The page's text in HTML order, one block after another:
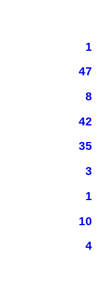
1
47
8
42
35
3
1
10
4